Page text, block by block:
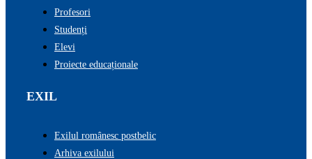
Profesori
Studenți
Elevi
Proiecte educaționale
EXIL
Exilul românesc postbelic
Arhiva exilului